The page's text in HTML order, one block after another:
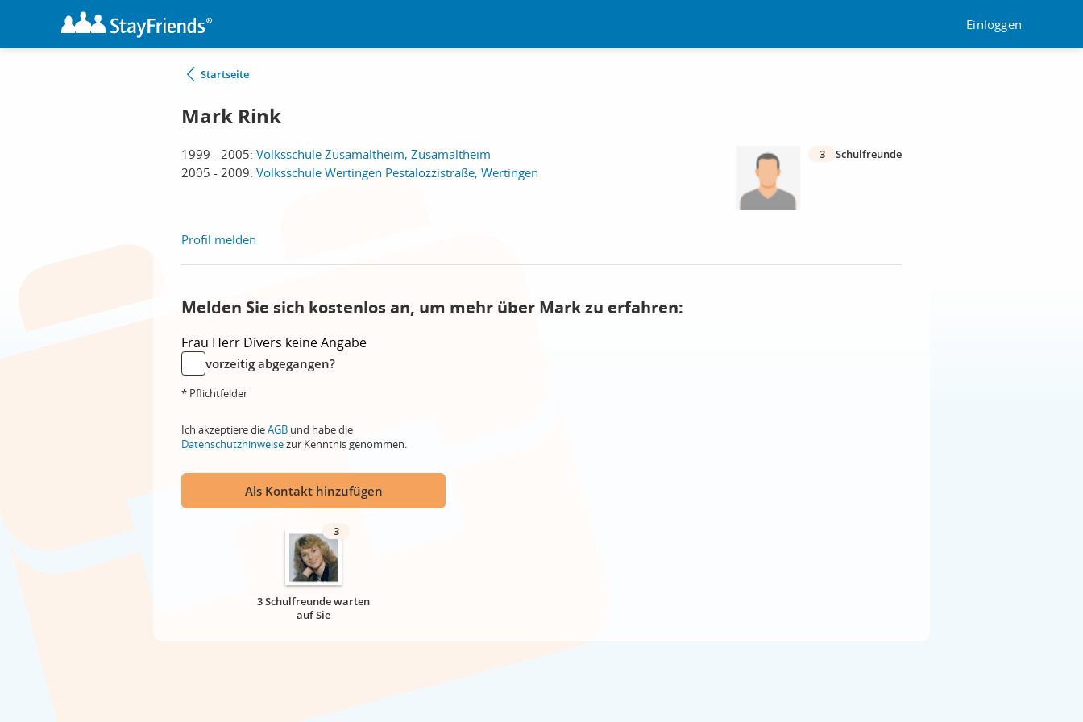
Einloggen
Startseite
Mark Rink
1999 - 2005: Volksschule Zusamaltheim, Zusamaltheim
2005 - 2009: Volksschule Wertingen Pestalozzistraße, Wertingen
3 Schulfreunde
Profil melden
Melden Sie sich kostenlos an, um mehr über Mark zu erfahren:
Frau Herr Divers keine Angabe
vorzeitig abgegangen?
* Pflichtfelder
Ich akzeptiere dieAGB und habe die
Datenschutzhinweisezur Kenntnis genommen.
Als Kontakt hinzufügen
3
3 Schulfreunde warten
auf Sie